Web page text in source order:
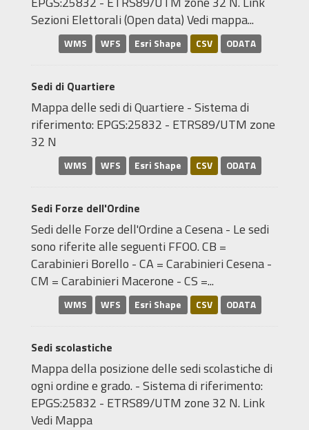
Sezioni Elettorali (Open data) Vedi mappa...
WMS WFS Esri Shape CSV ODATA
Sedi di Quartiere
Mappa delle sedi di Quartiere - Sistema di
riferimento: EPGS:25832 - ETRS89/UTM zone
32 N
WMS WFS Esri Shape CSV ODATA
Sedi Forze dell'Ordine
Sedi delle Forze dell'Ordine a Cesena - Le sedi
sono riferite alle seguenti FFOO. CB =
Carabinieri Borello - CA = Carabinieri Cesena -
CM = Carabinieri Macerone - CS =...
WMS WFS Esri Shape CSV ODATA
Sedi scolastiche
Mappa della posizione delle sedi scolastiche di
ogni ordine e grado. - Sistema di riferimento:
EPGS:25832 - ETRS89/UTM zone 32 N. Link
Vedi Mappa